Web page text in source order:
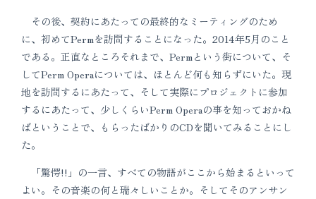
その後、契約にあたっての最終的なミーティングのため
に、初めてPermを訪問することになった。2014年5月のこと
である。正直なところそれまで、Permという街について、そ
してPerm Operaについては、ほとんど何も知らずにいた。現
地を訪問するにあたって、そして実際にプロジェクトに参加
するにあたって、少しくらいPerm Operaの事を知っておかね
ばということで、もらったばかりのCDを聞いてみることにし
た。
「驚愕!!」の一言、すべての物語がここから始まるといって
よい。その音楽の何と瑞々しいことか。そしてそのアンサン